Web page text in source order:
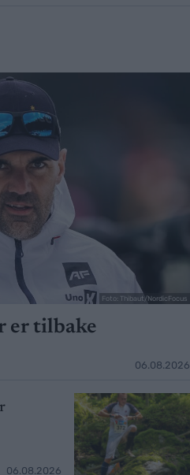
Foto: Thibaut/NordicFocus
er tilbake
06.08.2026
06.08.2026